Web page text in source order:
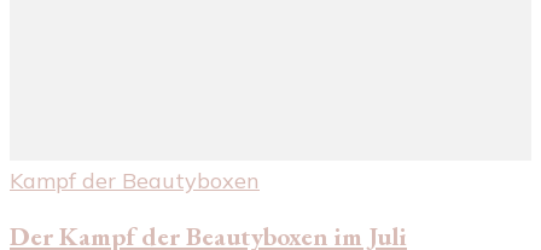
Kampf der Beautyboxen
Der Kampf der Beautyboxen im Juli